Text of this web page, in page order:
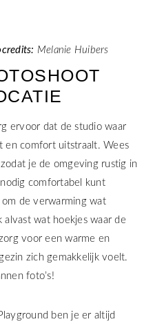
Melanie Huibers
ervoor dat de studio waar
en comfort uitstraalt. Wees
je de omgeving rustig in
comfortabel kunt
de verwarming wat
wat hoekjes waar de
voor een warme en
zich gemakkelijk voelt.
foto’s!
ben je er altijd